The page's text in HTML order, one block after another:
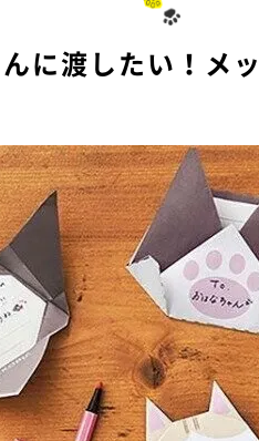
に渡したい！メ